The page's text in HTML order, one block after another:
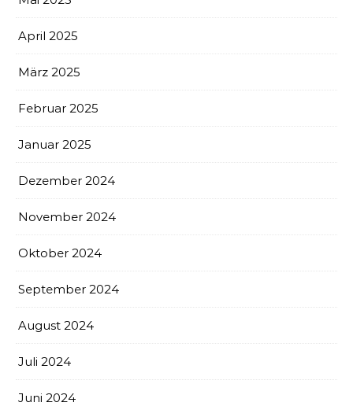
April 2025
März 2025
Februar 2025
Januar 2025
Dezember 2024
November 2024
Oktober 2024
September 2024
August 2024
Juli 2024
Juni 2024